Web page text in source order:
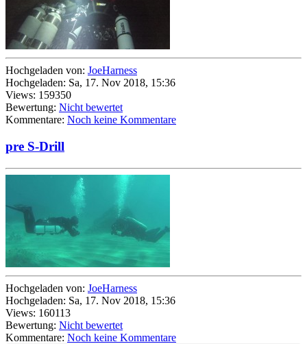
Hochgeladen von: JoeHarness
Hochgeladen: Sa, 17. Nov 2018, 15:36
Views: 159350
Bewertung: Nicht bewertet
Kommentare: Noch keine Kommentare
pre S-Drill
Hochgeladen von: JoeHarness
Hochgeladen: Sa, 17. Nov 2018, 15:36
Views: 160113
Bewertung: Nicht bewertet
Kommentare: Noch keine Kommentare